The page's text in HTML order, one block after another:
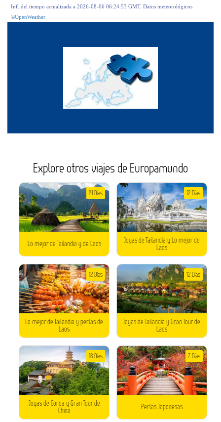
Inf. del tiempo actualizada a 2026-08-06 06:24:53 GMT. Datos meteorológicos
©OpenWeather
Explore otros viajes de Europamundo
Lo mejor de Tailandia y de Laos
14 Días
Joyas de Tailandia y Lo mejor de
Laos
12 Días
Lo mejor de Tailandia y perlas de
Laos
12 Días
Joyas de Tailandia y Gran Tour de
Laos
12 Días
Joyas de Corea y Gran Tour de
China
18 Días
Perlas Japonesas
7 Días